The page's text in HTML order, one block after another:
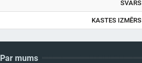
SVARS
KASTES IZMĒRS
Par mums